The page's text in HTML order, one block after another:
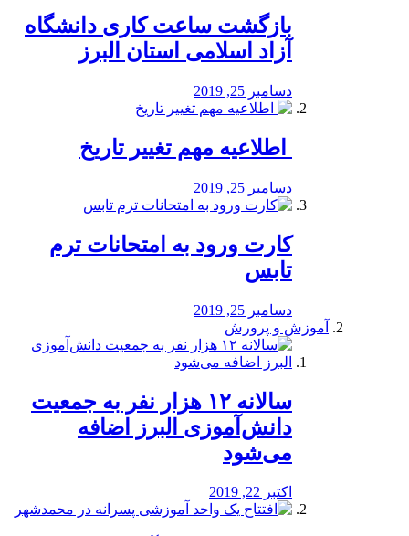
بازگشت ساعت کاری دانشگاه
آزاد اسلامی استان البرز
دسامبر 25, 2019
️ اطلاعیه مهم تغییر تاریخ
دسامبر 25, 2019
کارت ورود به امتحانات ترم
تابس
دسامبر 25, 2019
آموزش و پرورش
️سالانه ۱۲ هزار نفر به جمعیت
دانش‌آموزی البرز اضافه
می‌شود
اکتبر 22, 2019